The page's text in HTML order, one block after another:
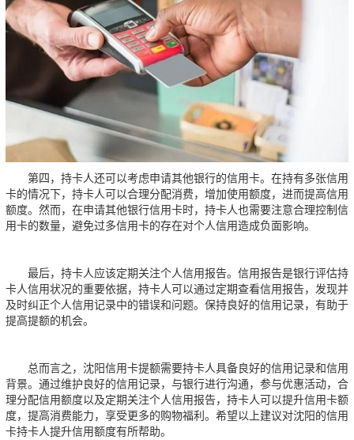
第四，持卡人还可以考虑申请其他银行的信用卡。在持有多张信用
卡的情况下，持卡人可以合理分配消费，增加使用额度，进而提高信用
额度。然而，在申请其他银行信用卡时，持卡人也需要注意合理控制信
用卡的数量，避免过多信用卡的存在对个人信用造成负面影响。
最后，持卡人应该定期关注个人信用报告。信用报告是银行评估持
卡人信用状况的重要依据，持卡人可以通过定期查看信用报告，发现并
及时纠正个人信用记录中的错误和问题。保持良好的信用记录，有助于
提高提额的机会。
总而言之，沈阳信用卡提额需要持卡人具备良好的信用记录和信用
背景。通过维护良好的信用记录，与银行进行沟通，参与优惠活动，合
理分配信用额度以及定期关注个人信用报告，持卡人可以提升信用卡额
度，提高消费能力，享受更多的购物福利。希望以上建议对沈阳的信用
卡持卡人提升信用额度有所帮助。